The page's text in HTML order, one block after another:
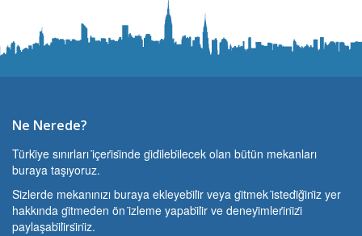
Ne Nerede?
Türki̇ye sınırları i̇çeri̇si̇nde gi̇di̇lebi̇lecek olan bütün mekanları
buraya taşıyoruz.
Si̇zlerde mekanınızı buraya ekleyebi̇li̇r veya gi̇tmek i̇stedi̇ği̇ni̇z yer
hakkında gi̇tmeden ön i̇zleme yapabi̇li̇r ve deneyi̇mleri̇ni̇zi̇
paylaşabi̇li̇rsi̇ni̇z.